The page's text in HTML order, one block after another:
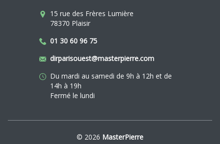
15 rue des Frères Lumière
78370 Plaisir
01 30 60 96 75
dirparisouest@masterpierre.com
Du mardi au samedi de 9h à 12h et de
14h à 19h
Fermé le lundi
© 2026 MasterPierre